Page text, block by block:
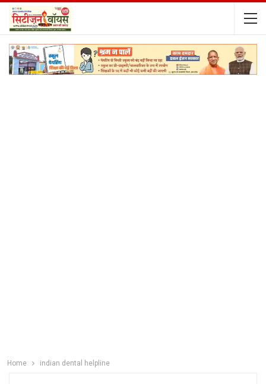
Home indian dental helpline